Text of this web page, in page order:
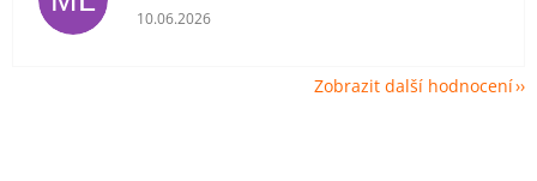
Hodnocení obchodu je 5 z 5 hvězdiček.
10.06.2026
Zobrazit další hodnocení